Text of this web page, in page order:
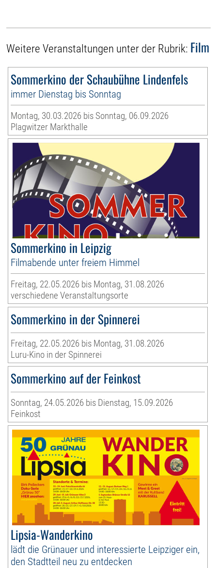
Weitere Veranstaltungen unter der Rubrik: Film
Sommerkino der Schaubühne Lindenfels
immer Dienstag bis Sonntag
Montag, 30.03.2026 bis Sonntag, 06.09.2026
Plagwitzer Markthalle
Sommerkino in Leipzig
Filmabende unter freiem Himmel
Freitag, 22.05.2026 bis Montag, 31.08.2026
verschiedene Veranstaltungsorte
Sommerkino in der Spinnerei
Freitag, 22.05.2026 bis Montag, 31.08.2026
Luru-Kino in der Spinnerei
Sommerkino auf der Feinkost
Sonntag, 24.05.2026 bis Dienstag, 15.09.2026
Feinkost
Lipsia-Wanderkino
lädt die Grünauer und interessierte Leipziger ein,
den Stadtteil neu zu entdecken